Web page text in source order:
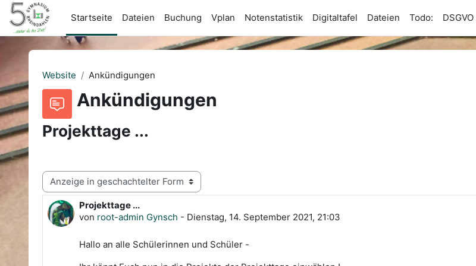
Zum Hauptinhalt
Startseite
Dateien Buchung Vplan Notenstatistik Digitaltafel Dateien Todo: DSGVO
Website Ankündigungen
Ankündigungen
Projekttage ...
Anzeigemodus
Projekttage ...
von root-admin Gynsch - Dienstag, 14. September 2021, 21:03
Anzahl Antworten: 0
Hallo an alle Schülerinnen und Schüler -